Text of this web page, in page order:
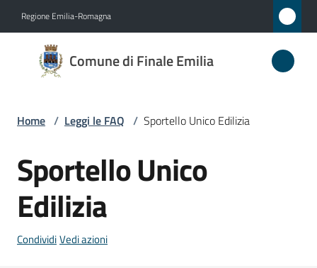
Regione Emilia-Romagna
Comune di Finale Emilia
Comune
di
Emilia
Amministrazione
Novità
Home / Leggi le FAQ / Sportello Unico Edilizia
Sportello Unico
Edilizia
CondividiVedi azioni